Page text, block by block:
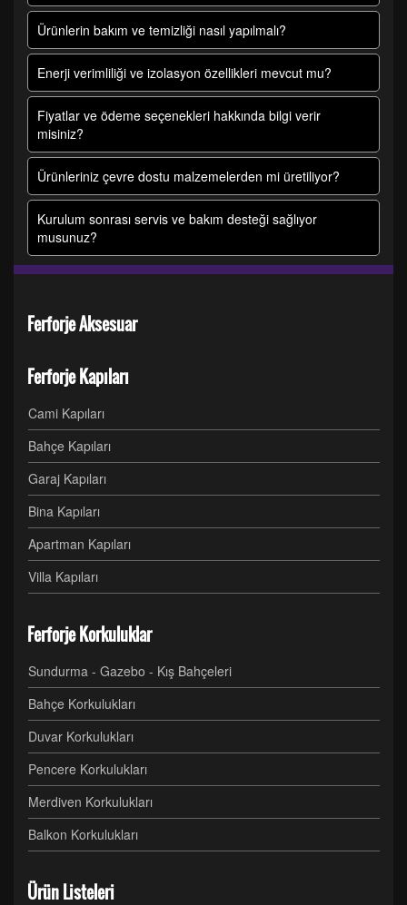
Ürünlerin bakım ve temizliği nasıl yapılmalı?
Enerji verimliliği ve izolasyon özellikleri mevcut mu?
Fiyatlar ve ödeme seçenekleri hakkında bilgi verir
misiniz?
Ürünleriniz çevre dostu malzemelerden mi üretiliyor?
Kurulum sonrası servis ve bakım desteği sağlıyor
musunuz?
Ferforje Aksesuar
Ferforje Kapıları
Cami Kapıları
Bahçe Kapıları
Garaj Kapıları
Bina Kapıları
Apartman Kapıları
Villa Kapıları
Ferforje Korkuluklar
Sundurma - Gazebo - Kış Bahçeleri
Bahçe Korkulukları
Duvar Korkulukları
Pencere Korkulukları
Merdiven Korkulukları
Balkon Korkulukları
Ürün Listeleri